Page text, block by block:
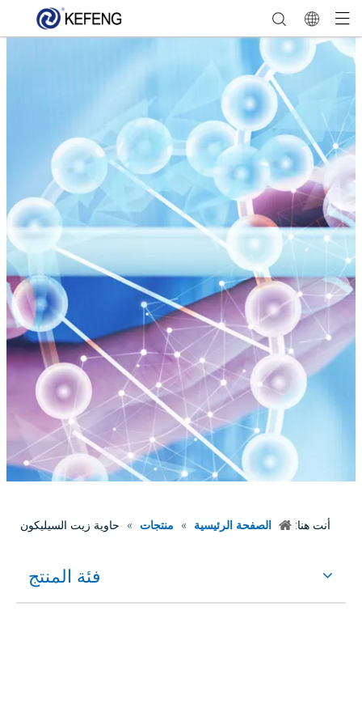
أنت هنا: الصفحة الرئيسية » منتجات » حاوية زيت السيليكون
فئة المنتج